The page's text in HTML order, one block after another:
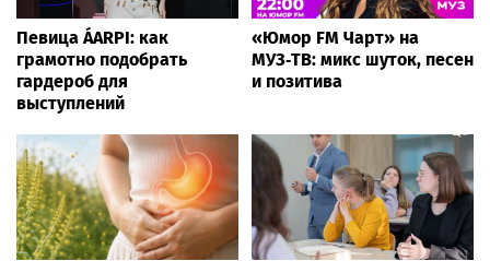
Певица ÁARPI: как
грамотно подобрать
гардероб для
выступлений
«Юмор FM Чарт» на
МУЗ‑ТВ: микс шуток, песен
и позитива